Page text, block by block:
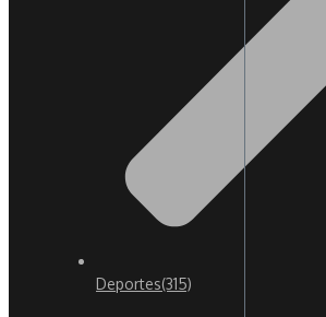
Deportes(315)